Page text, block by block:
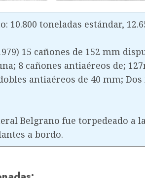
10.800 toneladas estándar,
15 cañones de 152 mm
8 cañones antiaéreos de;
antiaéreos de 40 mm;
Belgrano fue torpedeado a
a bordo.